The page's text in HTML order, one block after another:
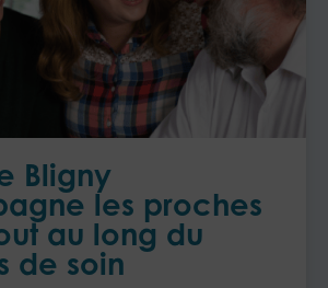
Bligny
les proches
au long du
de soin